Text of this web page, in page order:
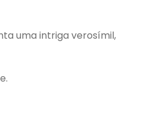
uma intriga verosímil,